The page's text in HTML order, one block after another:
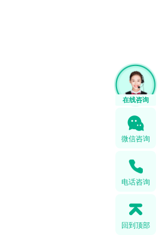
微信咨询
电话咨询
回到顶部